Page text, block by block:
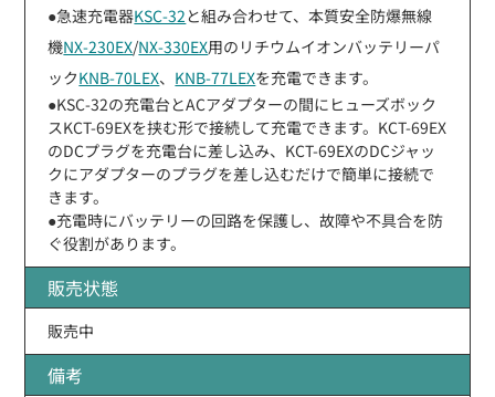
●急速充電器KSC-32と組み合わせて、本質安全防爆無線
機NX-230EX/NX-330EX用のリチウムイオンバッテリーパ
ックKNB-70LEX、 KNB-77LEXを充電できます。
●KSC-32の充電台とACアダプターの間にヒューズボック
スKCT-69EXを挟む形で接続して充電できます。KCT-69EX
のDCプラグを充電台に差し込み、KCT-69EXのDCジャッ
クにアダプターのプラグを差し込むだけで簡単に接続で
きます。
●充電時にバッテリーの回路を保護し、故障や不具合を防
ぐ役割があります。
販売状態
販売中
備考